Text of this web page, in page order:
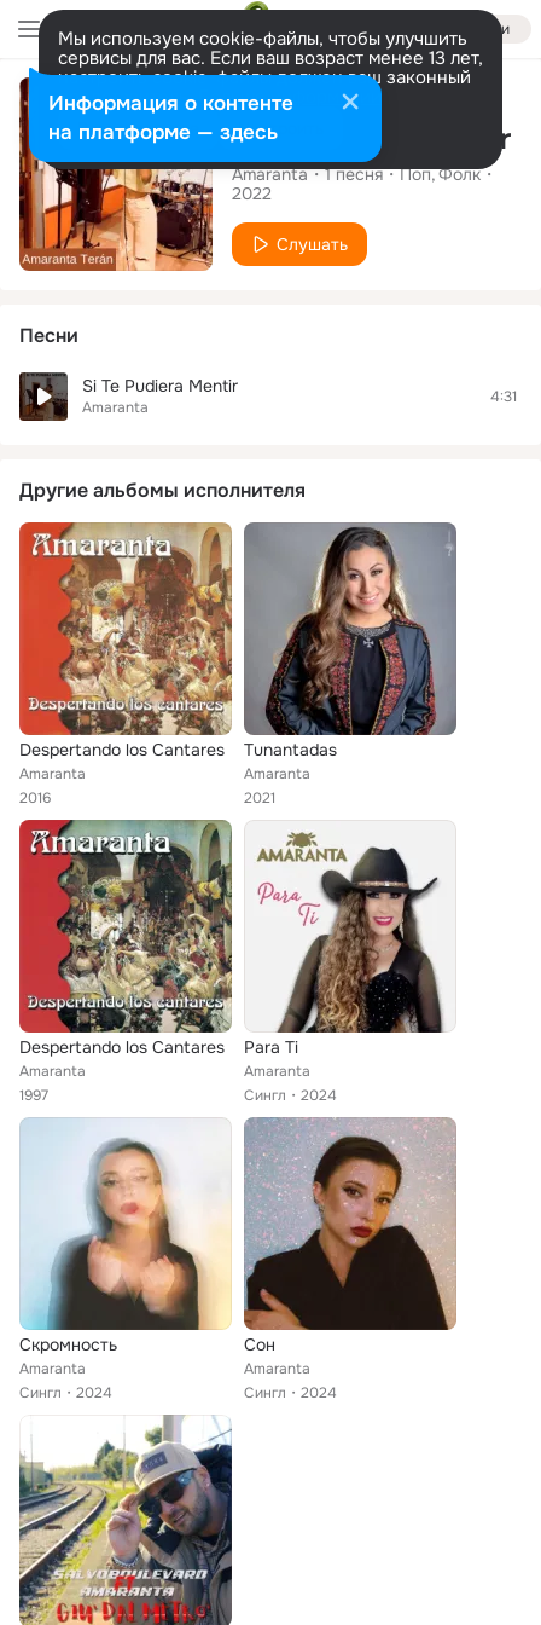
Войти
Мы используем cookie-файлы, чтобы улучшить
сервисы для вас. Если ваш возраст менее 13 лет,
настроить cookie-файлы должен ваш законный
представитель. Больше информации
Разрешить все Настроить
Сингл
Si Te Pudiera Mentir
Amaranta 1песня Поп Фолк
2022
Слушать
Песни
Si Te Pudiera Mentir
Amaranta
4:31
Другие альбомы исполнителя
Despertando los Cantares
Amaranta
2016
Tunantadas
Amaranta
2021
Despertando los Cantares
Amaranta
1997
Para Ti
Amaranta
Сингл
2024
Скромность
Amaranta
Сингл
2024
Сон
Amaranta
Сингл
2024
Информация о контенте
на платформе — здесь